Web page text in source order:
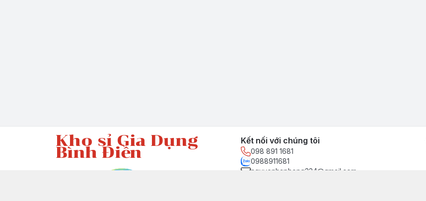
Kho sỉ Gia Dụng
Bình Điền
Kết nối với chúng tôi
098 891 1681
0988911681
nguyenhaphong224@gmail.com